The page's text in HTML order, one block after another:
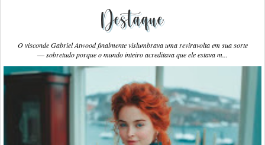
Destaque
O visconde Gabriel Atwood finalmente vislumbrava uma reviravolta em sua sorte
― sobretudo porque o mundo inteiro acreditava que ele estava m...